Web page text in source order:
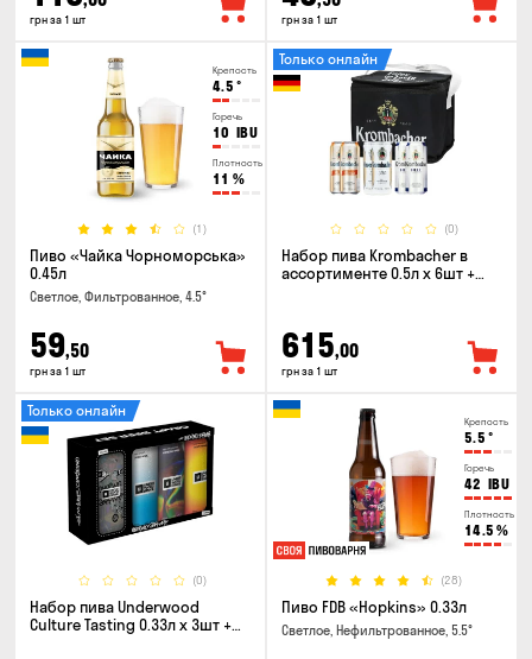
грн за 1 шт грн за 1 шт
Крепость
4.5 °
Горечь
10 IBU
Плотность
11 %
(1)
Пиво «Чайка Чорноморська»
0.45л
Светлое, Фильтрованное, 4.5°
59,50
грн за 1 шт
(0)
Только онлайн
Набор пива Krombacher в
ассортименте 0.5л х 6шт +
615,00
грн за 1 шт
(0)
Только онлайн
Набор пива Underwood
Culture Tasting 0.33л x 3шт +
Крепость
5.5 °
Горечь
42 IBU
Плотность
14.5 %
(28)
Пиво FDB «Hopkins» 0.33л
Светлое, Нефильтрованное, 5.5°